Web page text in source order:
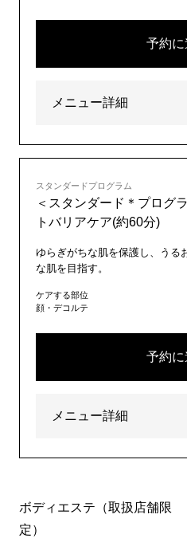
予約に
メニュー詳細
スタンダードプログラム
＜スタンダード＊プログ
トバリアケア(約60分)
ゆらぎがちな肌を保護し、うる
な肌を目指す。
ケアする部位
顔・デコルテ
予約に
メニュー詳細
ボディエステ（取扱店舗限
定）